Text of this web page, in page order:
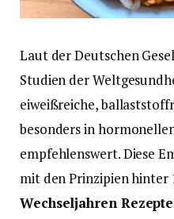
Laut der Deutschen
Studien der
eiweißreiche,
besonders in
empfehlenswert. Diese
mit den Prinzipien hinter
Wechseljahren Rezepte